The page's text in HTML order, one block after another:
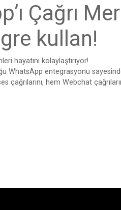
Çağrı
kullan!
hayatını kolaylaştırıyor!
WhatsApp entegrasyonu
çağrılarını, hem Webchat